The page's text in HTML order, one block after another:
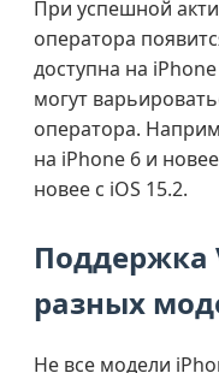
При успешной
оператора
доступна на
могут
оператора.
на iPhone 6 и
новее с iOS 15.2.
Поддержка
разных
Не все модели